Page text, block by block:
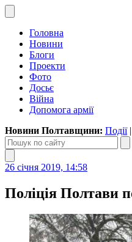
Головна
Новини
Блоги
Проекти
Фото
Досьє
Війна
Допомога армії
Новини Полтавщини: Події|
26 січня 2019, 14:58
Поліція Полтави